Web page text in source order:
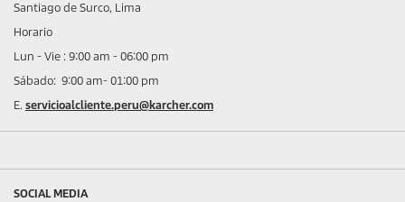
Santiago de Surco, Lima
Horario
Lun - Vie : 9:00 am - 06:00 pm
Sábado: 9:00 am- 01:00 pm
E. servicioalcliente.peru@karcher.com
SOCIAL MEDIA